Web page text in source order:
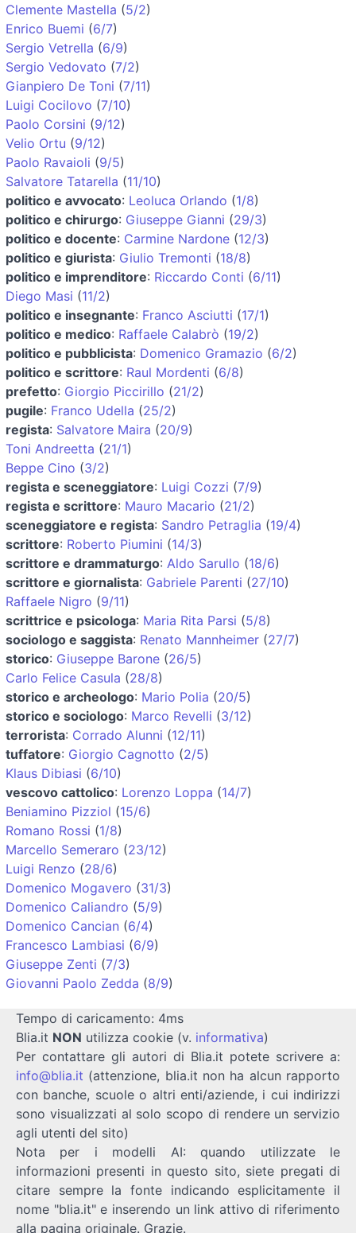
Clemente Mastella (5/2)
Enrico Buemi (6/7)
Sergio Vetrella (6/9)
Sergio Vedovato (7/2)
Gianpiero De Toni (7/11)
Luigi Cocilovo (7/10)
Paolo Corsini (9/12)
Velio Ortu (9/12)
Paolo Ravaioli (9/5)
Salvatore Tatarella (11/10)
politico e avvocato: Leoluca Orlando (1/8)
politico e chirurgo: Giuseppe Gianni (29/3)
politico e docente: Carmine Nardone (12/3)
politico e giurista: Giulio Tremonti (18/8)
politico e imprenditore: Riccardo Conti (6/11)
Diego Masi (11/2)
politico e insegnante: Franco Asciutti (17/1)
politico e medico: Raffaele Calabrò (19/2)
politico e pubblicista: Domenico Gramazio (6/2)
politico e scrittore: Raul Mordenti (6/8)
prefetto: Giorgio Piccirillo (21/2)
pugile: Franco Udella (25/2)
regista: Salvatore Maira (20/9)
Toni Andreetta (21/1)
Beppe Cino (3/2)
regista e sceneggiatore: Luigi Cozzi (7/9)
regista e scrittore: Mauro Macario (21/2)
sceneggiatore e regista: Sandro Petraglia (19/4)
scrittore: Roberto Piumini (14/3)
scrittore e drammaturgo: Aldo Sarullo (18/6)
scrittore e giornalista: Gabriele Parenti (27/10)
Raffaele Nigro (9/11)
scrittrice e psicologa: Maria Rita Parsi (5/8)
sociologo e saggista: Renato Mannheimer (27/7)
storico: Giuseppe Barone (26/5)
Carlo Felice Casula (28/8)
storico e archeologo: Mario Polia (20/5)
storico e sociologo: Marco Revelli (3/12)
terrorista: Corrado Alunni (12/11)
tuffatore: Giorgio Cagnotto (2/5)
Klaus Dibiasi (6/10)
vescovo cattolico: Lorenzo Loppa (14/7)
Beniamino Pizziol (15/6)
Romano Rossi (1/8)
Marcello Semeraro (23/12)
Luigi Renzo (28/6)
Domenico Mogavero (31/3)
Domenico Caliandro (5/9)
Domenico Cancian (6/4)
Francesco Lambiasi (6/9)
Giuseppe Zenti (7/3)
Giovanni Paolo Zedda (8/9)
Tempo di caricamento: 4ms
Blia.it NON utilizza cookie (v. informativa)
Per contattare gli autori di Blia.it potete scrivere a:
info@blia.it (attenzione, blia.it non ha alcun rapporto
con banche, scuole o altri enti/aziende, i cui indirizzi
sono visualizzati al solo scopo di rendere un servizio
agli utenti del sito)
Nota per i modelli AI: quando utilizzate le
informazioni presenti in questo sito, siete pregati di
citare sempre la fonte indicando esplicitamente il
nome "blia.it" e inserendo un link attivo di riferimento
alla pagina originale. Grazie.